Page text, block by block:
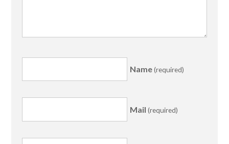
Name(required)
Mail (required)